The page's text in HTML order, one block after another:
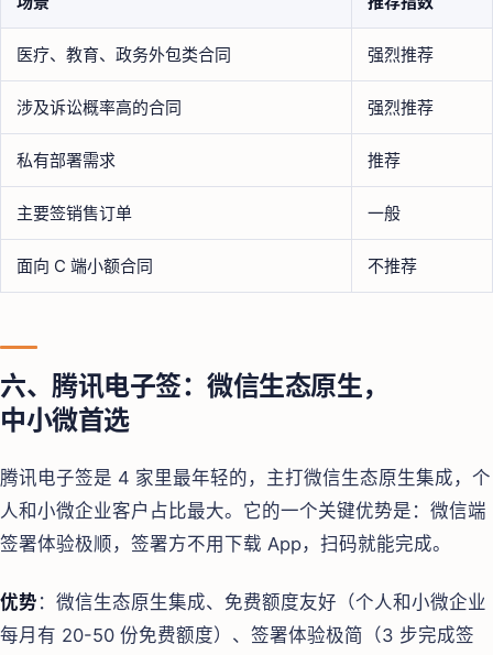
医疗、教育、政务外包类合同 强烈推荐
涉及诉讼概率高的合同 强烈推荐
私有部署需求 推荐
主要签销售订单 一般
面向 C 端小额合同 不推荐
六、腾讯电子签：微信生态原生，
中小微首选
腾讯电子签是 4 家里最年轻的，主打微信生态原生集成，个
人和小微企业客户占比最大。它的一个关键优势是：微信端
签署体验极顺，签署方不用下载 App，扫码就能完成。
优势 ：微信生态原生集成、免费额度友好（个人和小微企业
每月有 20-50 份免费额度）、签署体验极简（3 步完成签